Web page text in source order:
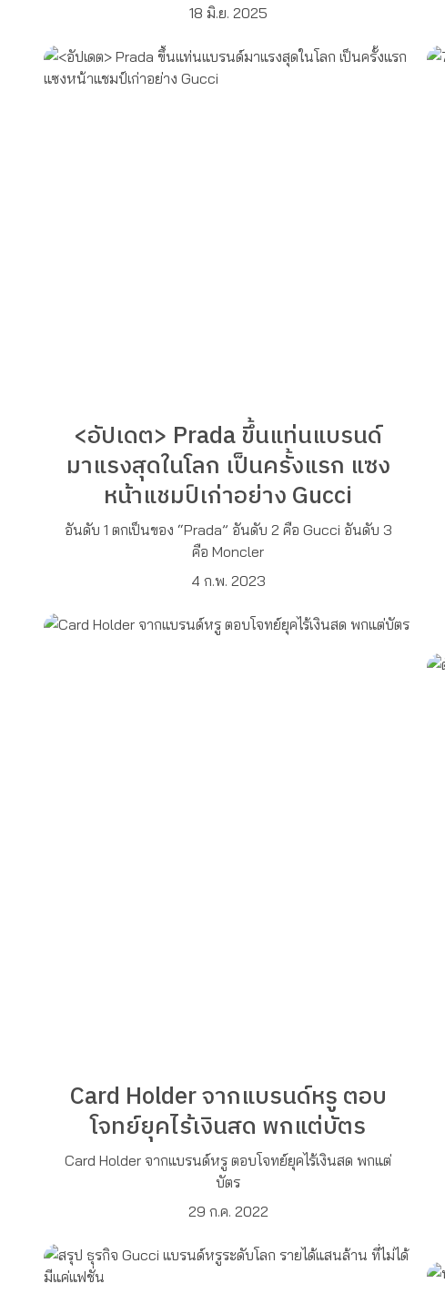
18 มิ.ย. 2025
<อัปเดต> Prada ขึ้นแท่นแบรนด์
มาแรงสุดในโลก เป็นครั้งแรก แซง
หน้าแชมป์เก่าอย่าง Gucci
อันดับ 1 ตกเป็นของ “Prada” อันดับ 2 คือ Gucci อันดับ 3
คือ Moncler
4 ก.พ. 2023
Card Holder จากแบรนด์หรู ตอบ
โจทย์ยุคไร้เงินสด พกแต่บัตร
Card Holder จากแบรนด์หรู ตอบโจทย์ยุคไร้เงินสด พกแต่
บัตร
29 ก.ค. 2022